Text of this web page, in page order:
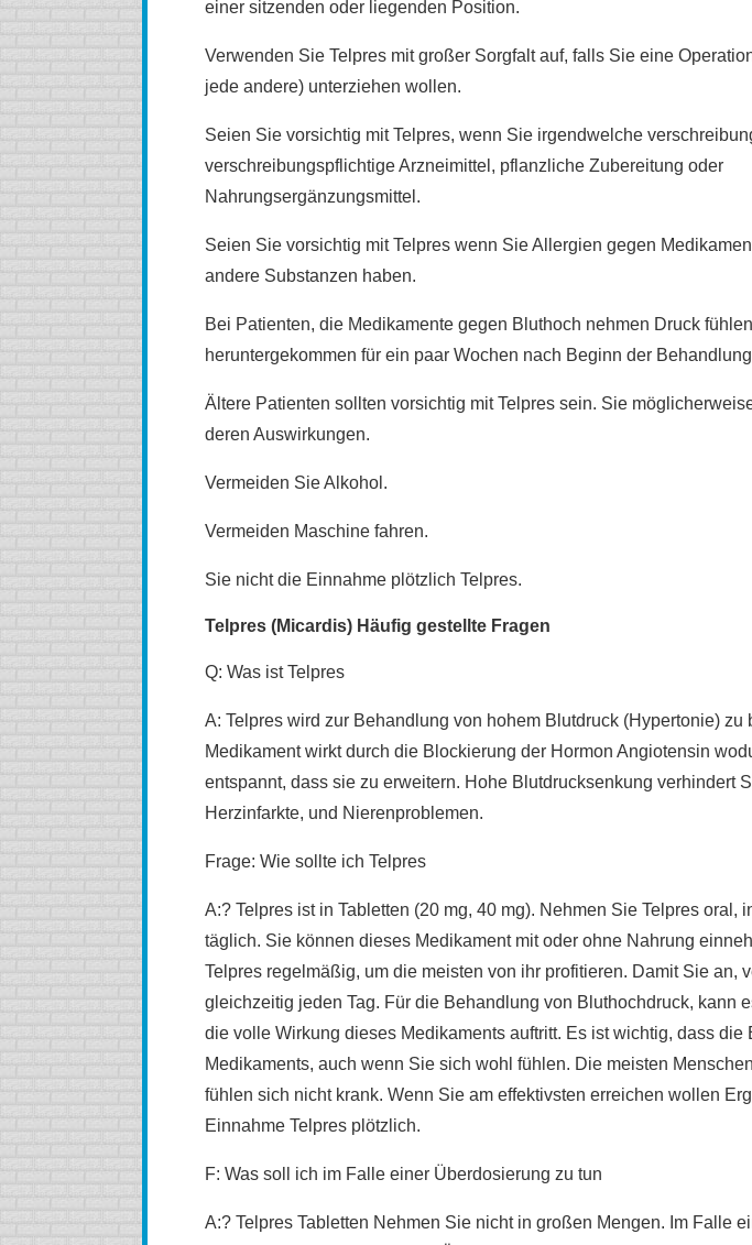
einer sitzenden oder liegenden Position.
Verwenden Sie Telpres mit großer Sorgfalt auf, falls Sie eine
jede andere) unterziehen wollen.
Seien Sie vorsichtig mit Telpres, wenn Sie irgendwelche
verschreibungspflichtige Arzneimittel, pflanzliche Zubereitung oder
Nahrungsergänzungsmittel.
Seien Sie vorsichtig mit Telpres wenn Sie Allergien gegen
andere Substanzen haben.
Bei Patienten, die Medikamente gegen Bluthoch nehmen Druck
heruntergekommen für ein paar Wochen nach Beginn der
Ältere Patienten sollten vorsichtig mit Telpres sein. Sie
deren Auswirkungen.
Vermeiden Sie Alkohol.
Vermeiden Maschine fahren.
Sie nicht die Einnahme plötzlich Telpres.
Telpres (Micardis) Häufig gestellte Fragen
Q: Was ist Telpres
A: Telpres wird zur Behandlung von hohem Blutdruck (Hypertonie) zu
Medikament wirkt durch die Blockierung der Hormon Angiotensin
entspannt, dass sie zu erweitern. Hohe Blutdrucksenkung verhindert
Herzinfarkte, und Nierenproblemen.
Frage: Wie sollte ich Telpres
A:? Telpres ist in Tabletten (20 mg, 40 mg). Nehmen Sie Telpres oral,
täglich. Sie können dieses Medikament mit oder ohne Nahrung
Telpres regelmäßig, um die meisten von ihr profitieren. Damit Sie an,
gleichzeitig jeden Tag. Für die Behandlung von Bluthochdruck, kann
die volle Wirkung dieses Medikaments auftritt. Es ist wichtig, dass die
Medikaments, auch wenn Sie sich wohl fühlen. Die meisten
fühlen sich nicht krank. Wenn Sie am effektivsten erreichen wollen
Einnahme Telpres plötzlich.
F: Was soll ich im Falle einer Überdosierung zu tun
A:? Telpres Tabletten Nehmen Sie nicht in großen Mengen. Im Falle